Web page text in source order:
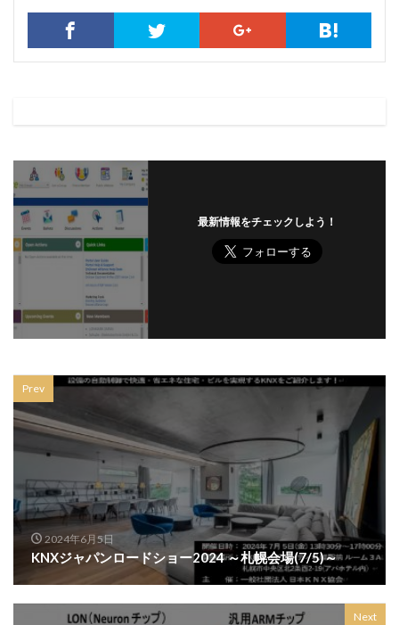
最新情報をチェックしよう！
Prev
2024年6月5日
KNXジャパンロードショー2024 ～札幌会場(7/5)～
Next